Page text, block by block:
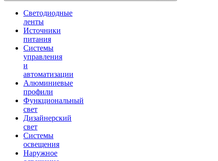
Светодиодные
ленты
Источники
питания
Системы
управления
и
автоматизации
Алюминиевые
профили
Функциональный
свет
Дизайнерский
свет
Системы
освещения
Наружное